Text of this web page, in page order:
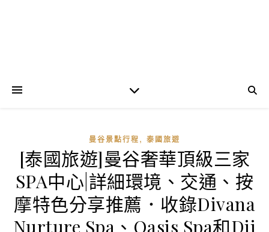
曼谷景點行程 , 泰國旅遊
[泰國旅遊]曼谷奢華頂級三家
SPA中心|詳細環境、交通、按
摩特色分享推薦．收錄Divana
Nurture Spa、Oasis Spa和Dii